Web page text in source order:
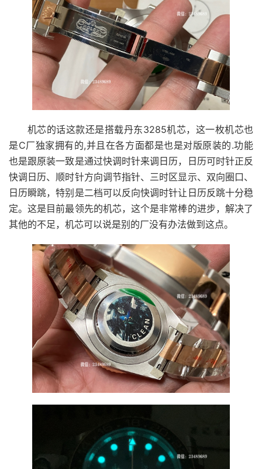
机芯的话这款还是搭载丹东3285机芯，这一枚机芯也
是C厂独家拥有的,并且在各方面都是也是对版原装的.功能
也是跟原装一致是通过快调时针来调日历，日历可时针正反
快调日历、顺时针方向调节指针、三时区显示、双向圈口、
日历瞬跳，特别是二档可以反向快调时针让日历反跳十分稳
定。这是目前最领先的机芯，这个是非常棒的进步，解决了
其他的不足，机芯可以说是别的厂没有办法做到这点。